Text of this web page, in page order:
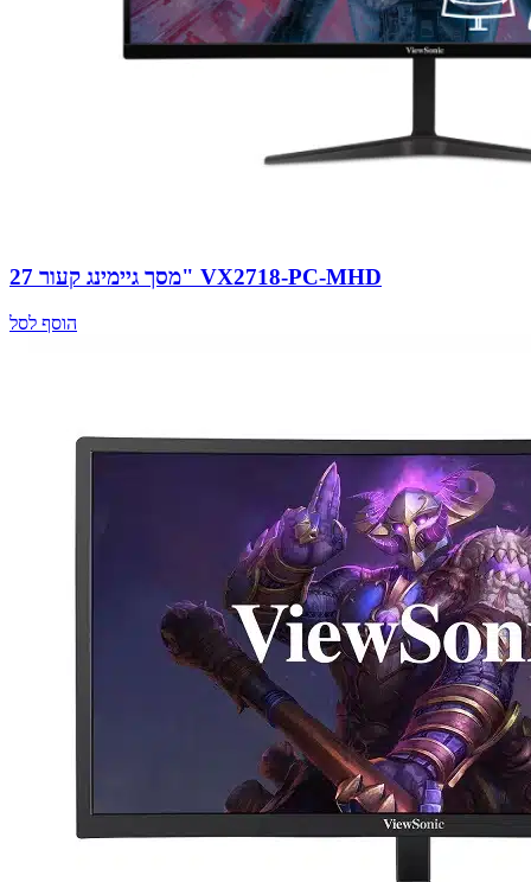
מסך גיימינג קעור 27" VX2718-PC-MHD
הוסף לסל